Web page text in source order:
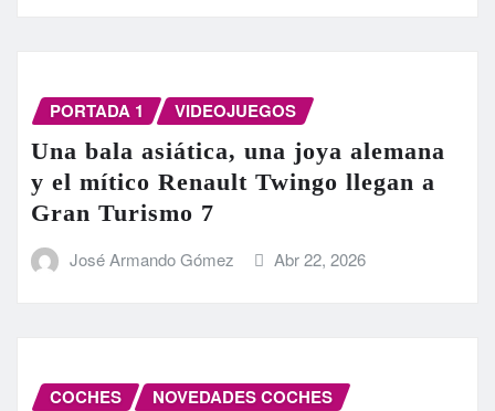
PORTADA 1 VIDEOJUEGOS
Una bala asiática, una joya alemana
y el mítico Renault Twingo llegan a
Gran Turismo 7
José Armando Gómez Abr 22, 2026
COCHES
NOVEDADES COCHES